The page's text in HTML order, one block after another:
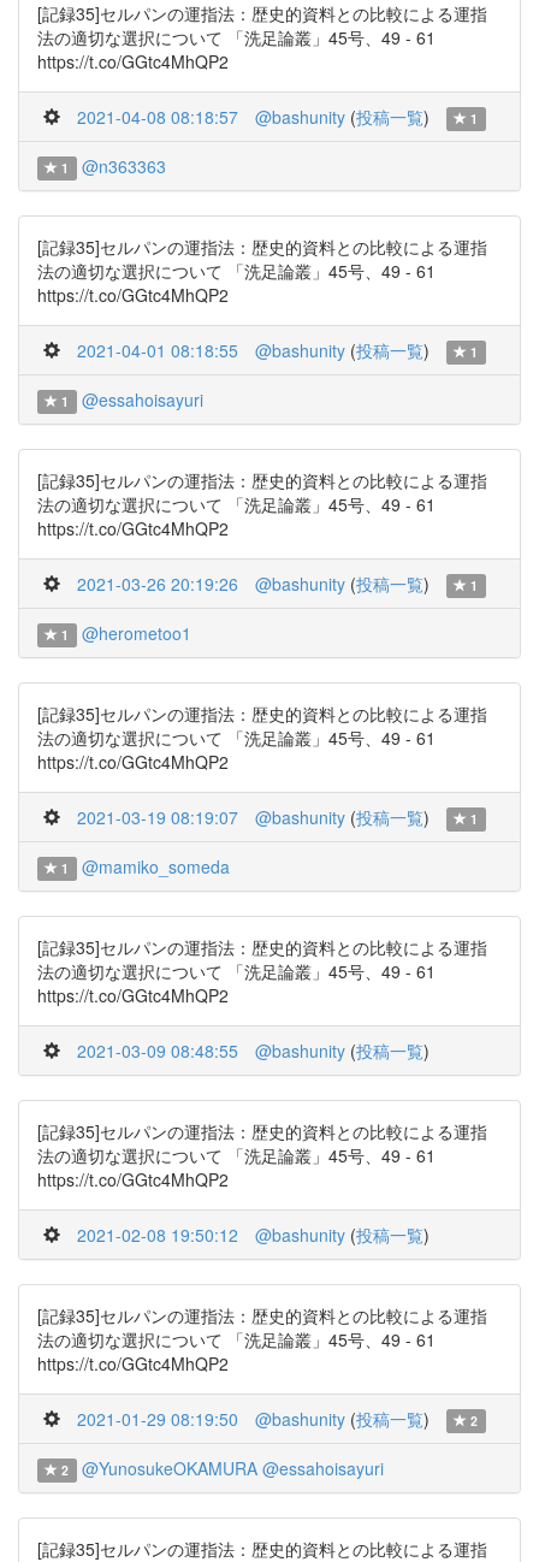
[記録35]セルパンの運指法：歴史的資料との比較による運指
法の適切な選択について 「洗足論叢」45号、49 - 61
https://t.co/GGtc4MhQP2
2021-04-08 08:18:57 @bashunity (投稿一覧) 1
1 @n363363
[記録35]セルパンの運指法：歴史的資料との比較による運指
法の適切な選択について 「洗足論叢」45号、49 - 61
https://t.co/GGtc4MhQP2
2021-04-01 08:18:55 @bashunity (投稿一覧) 1
1 @essahoisayuri
[記録35]セルパンの運指法：歴史的資料との比較による運指
法の適切な選択について 「洗足論叢」45号、49 - 61
https://t.co/GGtc4MhQP2
2021-03-26 20:19:26 @bashunity (投稿一覧) 1
1 @herometoo1
[記録35]セルパンの運指法：歴史的資料との比較による運指
法の適切な選択について 「洗足論叢」45号、49 - 61
https://t.co/GGtc4MhQP2
2021-03-19 08:19:07 @bashunity (投稿一覧) 1
1 @mamiko_someda
[記録35]セルパンの運指法：歴史的資料との比較による運指
法の適切な選択について 「洗足論叢」45号、49 - 61
https://t.co/GGtc4MhQP2
2021-03-09 08:48:55 @bashunity (投稿一覧)
[記録35]セルパンの運指法：歴史的資料との比較による運指
法の適切な選択について 「洗足論叢」45号、49 - 61
https://t.co/GGtc4MhQP2
2021-02-08 19:50:12 @bashunity (投稿一覧)
[記録35]セルパンの運指法：歴史的資料との比較による運指
法の適切な選択について 「洗足論叢」45号、49 - 61
https://t.co/GGtc4MhQP2
2021-01-29 08:19:50 @bashunity (投稿一覧) 2
2 @YunosukeOKAMURA @essahoisayuri
[記録35]セルパンの運指法：歴史的資料との比較による運指